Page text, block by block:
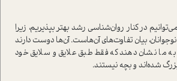
در كنار روان‌شناسي رشد بهتر بپذيريم، زيرا‌
بيان تفاوت‌هاي آن‌هاست. آن‌ها دوست دارند
به ما نشان دهند که فقط طبق علايق و سلايق خود
شده‌اند و بچه نيستند.